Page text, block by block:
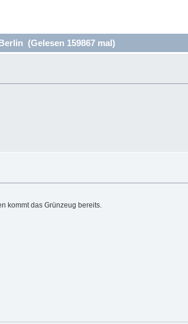
(Gelesen 159867 mal)
kommt das Grünzeug bereits.